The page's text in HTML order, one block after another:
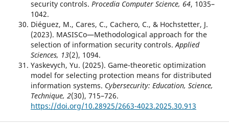
security controls. Procedia Computer Science, 64, 1035–
1042.
Diéguez, M., Cares, C., Cachero, C., & Hochstetter, J.
(2023). MASISCo—Methodological approach for the
selection of information security controls.Applied
Sciences, 13(2), 1094.
Yaskevych, Yu. (2025). Game-theoretic optimization
model for selecting protection means for distributed
information systems. Cybersecurity: Education, Science,
Technique, 2(30), 715–726.
https://doi.org/10.28925/2663-4023.2025.30.913